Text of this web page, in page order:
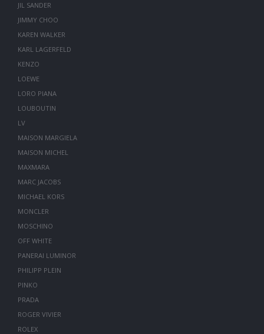
JIL SANDER
JIMMY CHOO
KAREN WALKER
KARL LAGERFELD
KENZO
LOEWE
LORO PIANA
LOUBOUTIN
LV
MAISON MARGIELA
MAISON MICHEL
MAXMARA
MARC JACOBS
MICHAEL KORS
MONCLER
MOSCHINO
OFF WHITE
PANERAI LUMINOR
PHILIPP PLEIN
PINKO
PRADA
ROGER VIVIER
ROLEX